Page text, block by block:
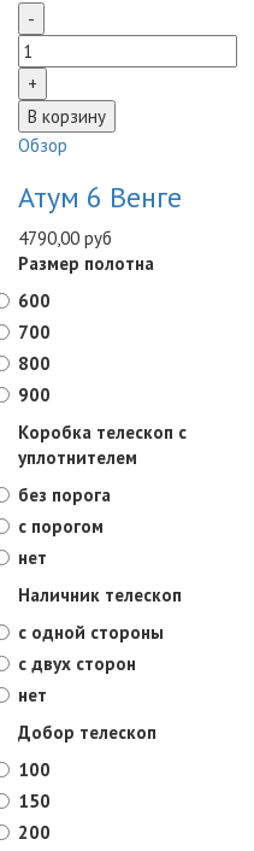
Обзор
Атум 6 Венге
4790,00 руб
Размер полотна
600
700
800
900
Коробка телескоп с
уплотнителем
без порога
с порогом
нет
Наличник телескоп
с одной стороны
с двух сторон
нет
Добор телескоп
100
150
200